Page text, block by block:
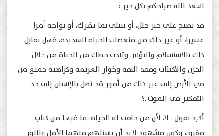
اسعد الله صباحكم بكل خير :
قد تصبح على خبر جلل، أو تبتلى بما يضرك، أو تواجه أمرا
عسيرا، أو غير ذلك من منغصات الحياة الشديدة، فهل تقابل
ذلك بالاستسلام والبؤس وتندب حظك من الحياة من خلال
الحزن والاكتئاب وفقد الثقة وخوار العزيمة وكراهية جميع من
في الأرض إلى غير ذلك من أمور قد تصل بالإنسان إلى حد
التفكير في الموت..؟
أكيد نقول : لا، لأن من خلقت له الحياة بما فيها من كتاب
مقروء وكون مشهود لا بد أن يستلهم منهما الأمل والنور